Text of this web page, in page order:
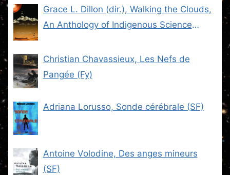
Grace L. Dillon (dir.), Walking the Clouds,
An Anthology of Indigenous Science
Christian Chavassieux, Les Nefs de
Pangée (Fy)
Adriana Lorusso, Sonde cérébrale (SF)
Antoine Volodine, Des anges mineurs
(SF)